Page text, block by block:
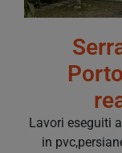
Lavori eseguiti
in